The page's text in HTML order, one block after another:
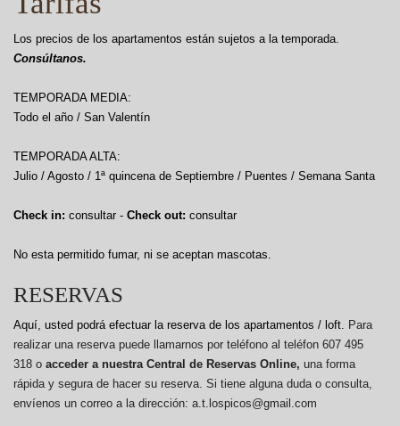
Los precios de los apartamentos están sujetos a la temporada.
Consúltanos.
TEMPORADA MEDIA:
Todo el año / San Valentín
TEMPORADA ALTA:
Julio / Agosto / 1ª quincena de Septiembre / Puentes / Semana Santa
Check in: consultar - Check out: consultar
No esta permitido fumar, ni se aceptan mascotas.
RESERVAS
Aquí, usted podrá efectuar la reserva de los apartamentos / loft.
Para
realizar una reserva puede llamarnos por teléfono al teléfon 607 495
318 o acceder a nuestra Central de Reservas Online, una forma
rápida y segura de hacer su reserva. Si tiene alguna duda o consulta,
envíenos un correo a la dirección: a.t.lospicos@gmail.com